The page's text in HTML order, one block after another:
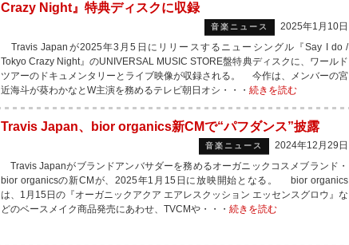
Crazy Night』特典ディスクに収録
音楽ニュース
2025年1月10日
Travis Japanが2025年3月5日にリリースするニューシングル『Say I do /
Tokyo Crazy Night』のUNIVERSAL MUSIC STORE盤特典ディスクに、ワールド
ツアーのドキュメンタリーとライブ映像が収録される。 今作は、メンバーの宮
近海斗が葵わかなとW主演を務めるテレビ朝日オシ・・・ 続きを読む
Travis Japan、bior organics新CMで“パフダンス”披露
音楽ニュース
2024年12月29日
Travis Japanがブランドアンバサダーを務めるオーガニックコスメブランド・
bior organicsの新CMが、2025年1月15日に放映開始となる。 bior organics
は、1月15日の『オーガニックアクア エアレスクッション エッセンスグロウ』な
どのベースメイク商品発売にあわせ、TVCMや・・・ 続きを読む